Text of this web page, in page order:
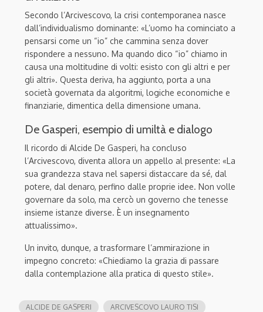
Secondo l’Arcivescovo, la crisi contemporanea nasce
dall’individualismo dominante: «L’uomo ha cominciato a
pensarsi come un “io” che cammina senza dover
rispondere a nessuno. Ma quando dico “io” chiamo in
causa una moltitudine di volti: esisto con gli altri e per
gli altri». Questa deriva, ha aggiunto, porta a una
società governata da algoritmi, logiche economiche e
finanziarie, dimentica della dimensione umana.
De Gasperi, esempio di umiltà e dialogo
Il ricordo di Alcide De Gasperi, ha concluso
l’Arcivescovo, diventa allora un appello al presente: «La
sua grandezza stava nel sapersi distaccare da sé, dal
potere, dal denaro, perfino dalle proprie idee. Non volle
governare da solo, ma cercò un governo che tenesse
insieme istanze diverse. È un insegnamento
attualissimo».
Un invito, dunque, a trasformare l’ammirazione in
impegno concreto: «Chiediamo la grazia di passare
dalla contemplazione alla pratica di questo stile».
ALCIDE DE GASPERI
ARCIVESCOVO LAURO TISI